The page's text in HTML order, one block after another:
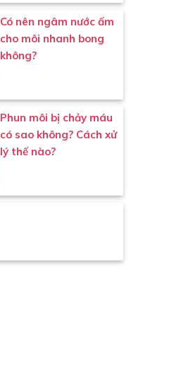
Có nên ngâm nước ấm
cho môi nhanh bong
không?
Phun môi bị chảy máu
có sao không? Cách xử
lý thế nào?